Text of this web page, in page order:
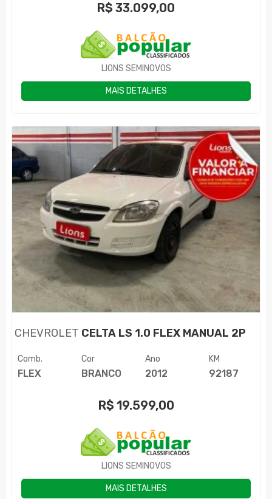
R$ 33.099,00
LIONS SEMINOVOS
MAIS DETALHES
CHEVROLET CELTA LS 1.0 FLEX MANUAL 2P
Comb.
FLEX
Cor
BRANCO
Ano
2012
KM
92187
R$ 19.599,00
LIONS SEMINOVOS
MAIS DETALHES